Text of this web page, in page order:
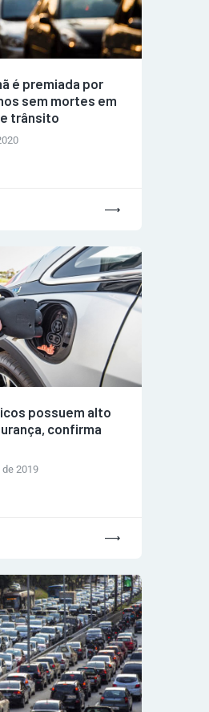
é premiada por
sem mortes em
trânsito
possuem alto
confirma
de 2019